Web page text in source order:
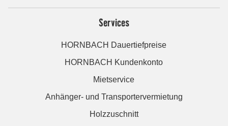
Services
HORNBACH Dauertiefpreise
HORNBACH Kundenkonto
Mietservice
Anhänger- und Transportervermietung
Holzzuschnitt